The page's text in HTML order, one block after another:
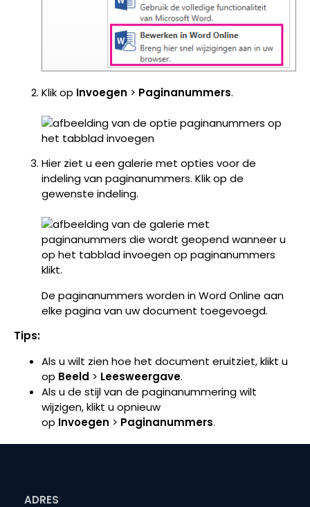
Klik op Invoegen > Paginanummers.
Hier ziet u een galerie met opties voor de
indeling van paginanummers. Klik op de
gewenste indeling.
De paginanummers worden in Word Online aan
elke pagina van uw document toegevoegd.
Tips:
Als u wilt zien hoe het document eruitziet, klikt u
op Beeld > Leesweergave.
Als u de stijl van de paginanummering wilt
wijzigen, klikt u opnieuw
op Invoegen > Paginanummers.
ADRES